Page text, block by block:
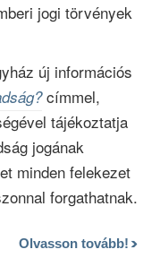
jogi törvények
új információs
címmel,
tájékoztatja
jogának
minden felekezet
forgathatnak.
Olvasson tovább!